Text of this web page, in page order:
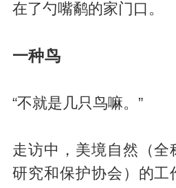
在了勺嘴鹬的家门口。
一种鸟
“不就是几只鸟嘛。”
走访中，美境自然（全
研究和保护协会）的工